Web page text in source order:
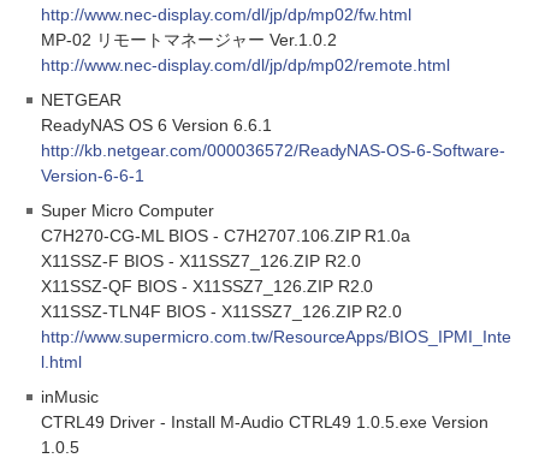
http://www.nec-display.com/dl/jp/dp/mp02/fw.html
MP-02 リモートマネージャー Ver.1.0.2
http://www.nec-display.com/dl/jp/dp/mp02/remote.html
NETGEAR
ReadyNAS OS 6 Version 6.6.1
http://kb.netgear.com/000036572/ReadyNAS-OS-6-Software-
Version-6-6-1
Super Micro Computer
C7H270-CG-ML BIOS - C7H2707.106.ZIP R1.0a
X11SSZ-F BIOS - X11SSZ7_126.ZIP R2.0
X11SSZ-QF BIOS - X11SSZ7_126.ZIP R2.0
X11SSZ-TLN4F BIOS - X11SSZ7_126.ZIP R2.0
http://www.supermicro.com.tw/ResourceApps/BIOS_IPMI_Inte
l.html
inMusic
CTRL49 Driver - Install M-Audio CTRL49 1.0.5.exe Version
1.0.5